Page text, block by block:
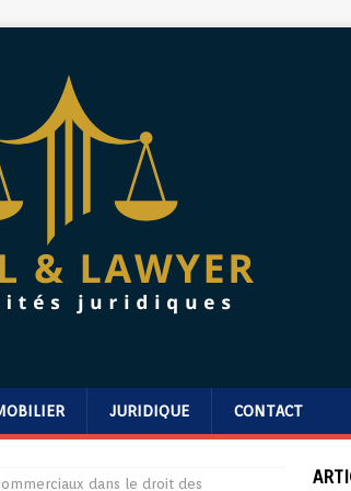
JURIDIQUE CONTACT
dans le droit des